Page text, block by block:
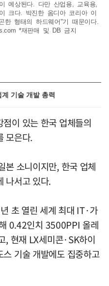
예상된다. 다만 산업용, 교육용,
크다. 박진한 옴디아 코리아 이
한 형태의 하드웨어"기 때문이다.
*재판매 및 DB 금지
기술 개발 총력
이 있는 한국 업체들의
모은다.
본 소니이지만, 한국 업체
나서고 있다.
초 열린 세계 최대 IT·가
0.42인치 3500PPI 올레
, 현재 LX세미콘·SK하이
기술 개발에도 집중하고